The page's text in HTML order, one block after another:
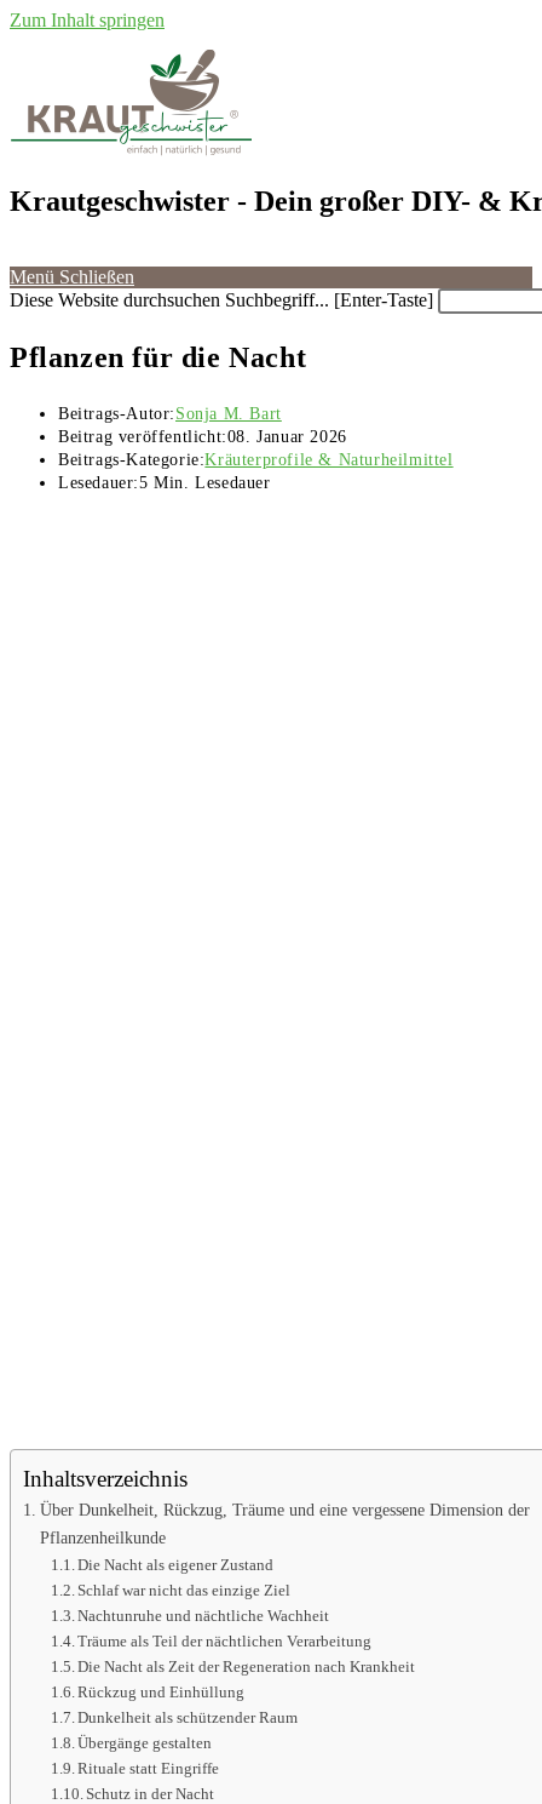
Zum Inhalt springen
Krautgeschwister - Dein großer DIY- &
Menü Schließen
Diese Website durchsuchen Suchbegriff... [Enter-Taste]
Pflanzen für die Nacht
Beitrags-Autor: Sonja M. Bart
Beitrag veröffentlicht:08. Januar 2026
Beitrags-Kategorie:Kräuterprofile & Naturheilmittel
Lesedauer:5 Min. Lesedauer
Inhaltsverzeichnis
Über Dunkelheit, Rückzug, Träume und eine vergessene Dimension der
Pflanzenheilkunde
Die Nacht als eigener Zustand
Schlaf war nicht das einzige Ziel
Nachtunruhe und nächtliche Wachheit
Träume als Teil der nächtlichen Verarbeitung
Die Nacht als Zeit der Regeneration nach Krankheit
Rückzug und Einhüllung
Dunkelheit als schützender Raum
Übergänge gestalten
Rituale statt Eingriffe
Schutz in der Nacht